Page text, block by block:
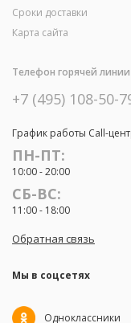
Сроки доставки
Карта сайта
Телефон горячей линии
+7 (495) 108-50-
График работы Call-
ПН-ПТ:
10:00 - 20:00
СБ-ВС:
11:00 - 18:00
Обратная связь
Мы в соцсетях
Одноклассники